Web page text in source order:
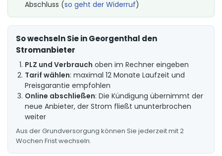
Abschluss (so geht der Widerruf)
So wechseln Sie in Georgenthal den
Stromanbieter
PLZ und Verbrauch oben im Rechner eingeben
Tarif wählen: maximal 12 Monate Laufzeit und
Preisgarantie empfohlen
Online abschließen: Die Kündigung übernimmt der
neue Anbieter, der Strom fließt ununterbrochen
weiter
Aus der Grundversorgung können Sie jederzeit mit 2
Wochen Frist wechseln.